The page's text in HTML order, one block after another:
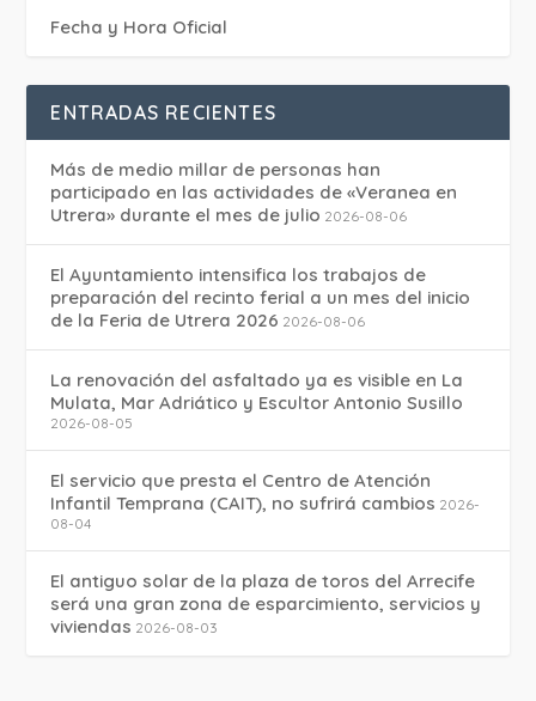
Fecha y Hora Oficial
ENTRADAS RECIENTES
Más de medio millar de personas han
participado en las actividades de «Veranea en
Utrera» durante el mes de julio 2026-08-06
El Ayuntamiento intensifica los trabajos de
preparación del recinto ferial a un mes del inicio
de la Feria de Utrera 2026 2026-08-06
La renovación del asfaltado ya es visible en La
Mulata, Mar Adriático y Escultor Antonio Susillo
2026-08-05
El servicio que presta el Centro de Atención
Infantil Temprana (CAIT), no sufrirá cambios 2026-
08-04
El antiguo solar de la plaza de toros del Arrecife
será una gran zona de esparcimiento, servicios y
viviendas 2026-08-03